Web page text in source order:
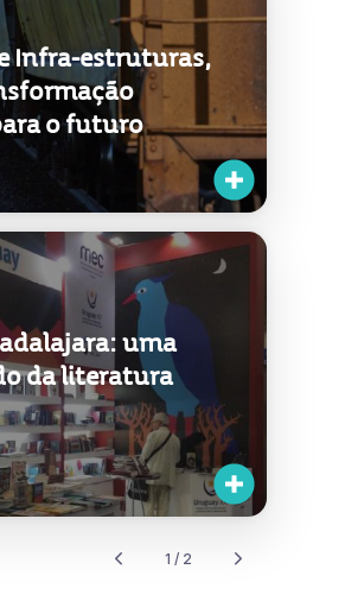
Infra-estruturas,
o futuro
uma
da literatura